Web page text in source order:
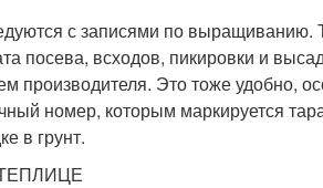
с записями по выращиванию.
посева, всходов, пикировки и
производителя. Это тоже удобно,
номер, которым маркируется
в грунт.